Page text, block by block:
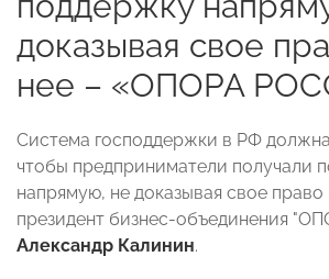
доказывая свое
нее – «ОПОРА
Система господдержки в РФ должна
чтобы предприниматели получали
напрямую, не доказывая свое право
президент бизнес-объединения
Александр Калинин.